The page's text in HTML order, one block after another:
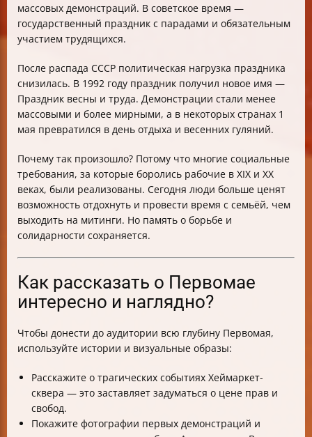
массовых демонстраций. В советское время —
государственный праздник с парадами и обязательным
участием трудящихся.
После распада СССР политическая нагрузка праздника
снизилась. В 1992 году праздник получил новое имя —
Праздник весны и труда. Демонстрации стали менее
массовыми и более мирными, а в некоторых странах 1
мая превратился в день отдыха и весенних гуляний.
Почему так произошло? Потому что многие социальные
требования, за которые боролись рабочие в XIX и XX
веках, были реализованы. Сегодня люди больше ценят
возможность отдохнуть и провести время с семьёй, чем
выходить на митинги. Но память о борьбе и
солидарности сохраняется.
Как рассказать о Первомае
интересно и наглядно?
Чтобы донести до аудитории всю глубину Первомая,
используйте истории и визуальные образы:
Расскажите о трагических событиях Хеймаркет-
сквера — это заставляет задуматься о цене прав и
свобод.
Покажите фотографии первых демонстраций и